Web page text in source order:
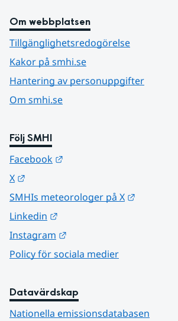
Om webbplatsen
Tillgänglighetsredogörelse
Kakor på smhi.se
Hantering av personuppgifter
Om smhi.se
Följ SMHI
Facebook
X
SMHIs meteorologer på X
Linkedin
Instagram
Policy för sociala medier
Datavärdskap
Nationella emissionsdatabasen